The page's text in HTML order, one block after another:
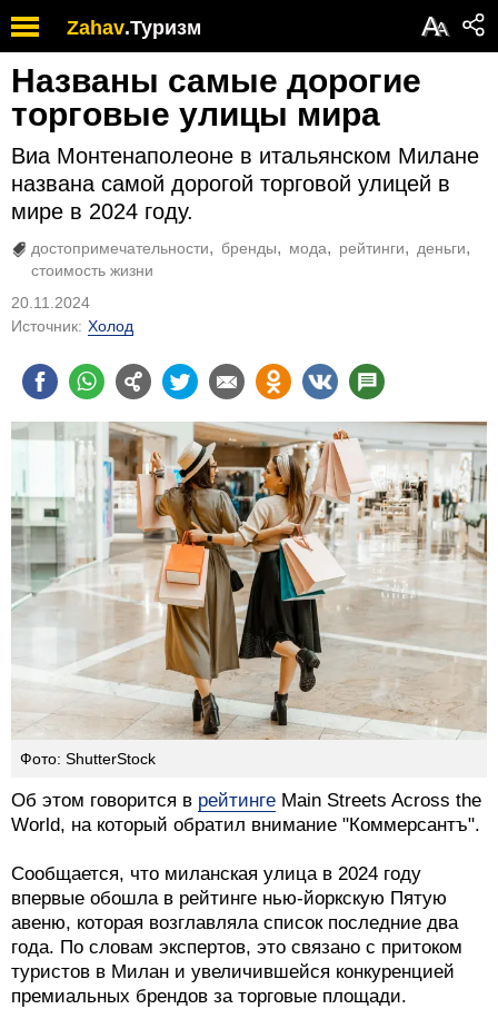
Zahav.Туризм АА
Названы самые дорогие
торговые улицы мира
Виа Монтенаполеоне в итальянском Милане
названа самой дорогой торговой улицей в
мире в 2024 году.
достопримечательности бренды мода рейтинги
деньги
стоимость жизни
20.11.2024
Источник: Холод
Фото: ShutterStock
Об этом говорится в рейтинге Main Streets Across the
World, на который обратил внимание "Коммерсантъ".
Сообщается, что миланская улица в 2024 году
впервые обошла в рейтинге нью-йоркскую Пятую
авеню, которая возглавляла список последние два
года. По словам экспертов, это связано с притоком
туристов в Милан и увеличившейся конкуренцией
премиальных брендов за торговые площади.